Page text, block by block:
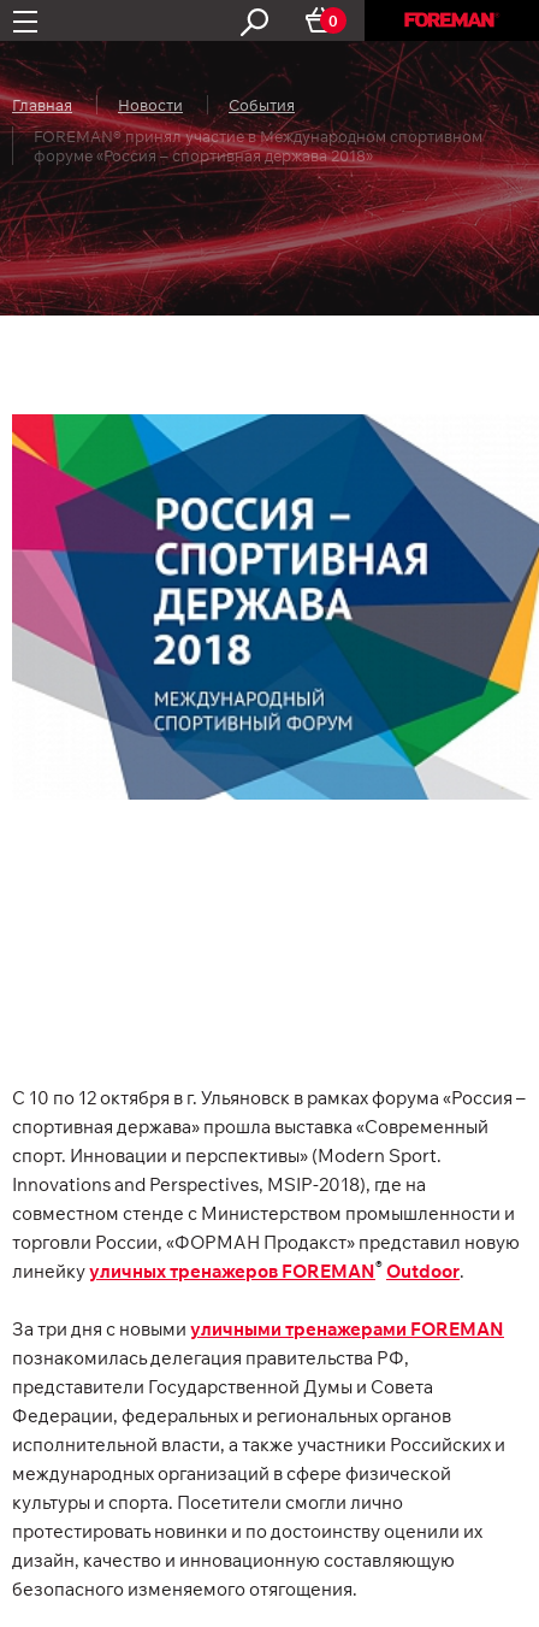
0
Главная Новости
События
FOREMAN® принял участие в Международном спортивном
форуме «Россия – спортивная держава 2018»
С 10 по 12 октября в г. Ульяновск в рамках форума «Россия –
спортивная держава» прошла выставка «Современный
спорт. Инновации и перспективы» (Modern Sport.
Innovations and Perspectives, MSIP-2018), где на
совместном стенде с Министерством промышленности и
торговли России, «ФОРМАН Продакст» представил новую
линейкууличных тренажеров FOREMAN® Outdoor.
За три дня с новыми уличными тренажерами FOREMAN
познакомилась делегация правительства РФ,
представители Государственной Думы и Совета
Федерации, федеральных и региональных органов
исполнительной власти, а также участники Российских и
международных организаций в сфере физической
культуры и спорта. Посетители смогли лично
протестировать новинки и по достоинству оценили их
дизайн, качество и инновационную составляющую
безопасного изменяемого отягощения.